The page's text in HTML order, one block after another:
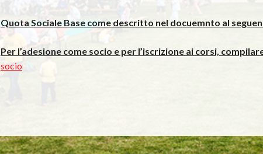
Quota Sociale Base come descritto nel docuemnto al
Per l’adesione come socio e per l’iscrizione ai corsi,
socio